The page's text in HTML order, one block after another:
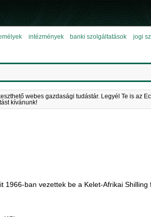
intézmények banki szolgáltatások jogi
webes gazdasági tudástár. Legyél Te is az
kívánunk!
1966-ban vezettek be a Kelet-Afrikai Shilling